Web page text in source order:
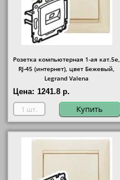
Розетка компьютерная 1-ая кат.5е,
RJ-45 (интернет), цвет Бежевый,
Legrand Valena
Цена: 1241.8 р.
Купить